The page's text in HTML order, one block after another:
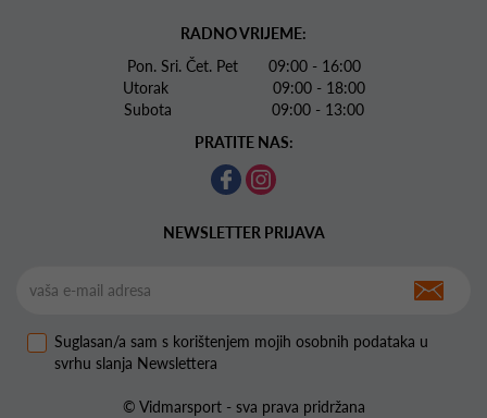
RADNO VRIJEME:
Pon. Sri. Čet. Pet 09:00 - 16:00
Utorak 09:00 - 18:00
Subota 09:00 - 13:00
PRATITE NAS:
NEWSLETTER PRIJAVA
Suglasan/a sam s korištenjem mojih osobnih podataka u
svrhu slanja Newslettera
© Vidmarsport - sva prava pridržana